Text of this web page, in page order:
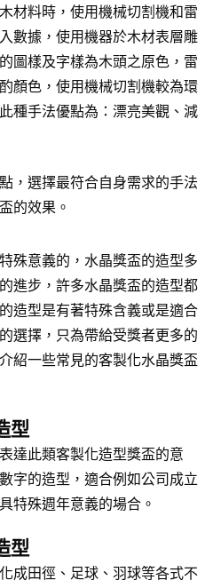
材料時，使用機械切割機和雷
數據，使用機器於木材表層雕
圖樣及字樣為木頭之原色，雷
顏色，使用機械切割機較為環
種手法優點為：漂亮美觀、減
，選擇最符合自身需求的手法
的效果。
殊意義的，水晶獎盃的造型多
進步，許多水晶獎盃的造型都
造型是有著特殊含義或是適合
選擇，只為帶給受獎者更多的
紹一些常見的客製化水晶獎盃
型
達此類客製化造型獎盃的意
字的造型，適合例如公司成立
特殊週年意義的場合。
型
成田徑、足球、羽球等各式不